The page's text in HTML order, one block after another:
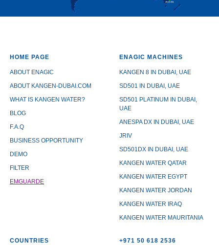
HOME PAGE
ABOUT ENAGIC
ABOUT KANGEN-DUBAI.COM
WHAT IS KANGEN WATER?
BLOG
F.A.Q
BUSINESS OPPORTUNITY
DEMO
FILTER
EMGUARDE
ENAGIC MACHINES
KANGEN 8 IN DUBAI, UAE
SD501 IN DUBAI, UAE
SD501 PLATINUM IN DUBAI,
UAE
ANESPA DX IN DUBAI, UAE
JRIV
SD501DX IN DUBAI, UAE
KANGEN WATER QATAR
KANGEN WATER EGYPT
KANGEN WATER JORDAN
KANGEN WATER IRAQ
KANGEN WATER MAURITANIA
COUNTRIES +971 50 618 2536